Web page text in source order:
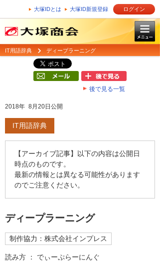
大塚IDとは 大塚ID新規登録 ログイン
IT用語辞典 ディープラーニング
後で見る一覧
2018年 8月20日公開
IT用語辞典
【アーカイブ記事】以下の内容は公開日
時点のものです。
最新の情報とは異なる可能性があります
のでご注意ください。
ディープラーニング
制作協力：株式会社インプレス
読み方 ： でぃーぷらーにんぐ